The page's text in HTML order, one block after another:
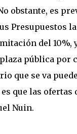
obstante, es
Presupuestos la
del 10%,
pública por
que se va
que las ofertas
Nuin.